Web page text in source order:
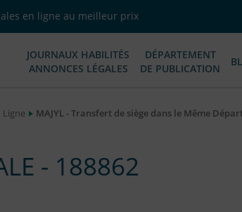
en ligne au meilleur prix
JOURNAUX HABILITÉS
ANNONCES LÉGALES
DÉPARTEMENT
DE PUBLICATION
Ligne MAJYL - Transfert de siège dans le Même
- 188862